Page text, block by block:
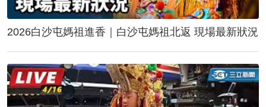
2026白沙屯媽祖進香｜白沙屯媽祖北返 現場最新狀況